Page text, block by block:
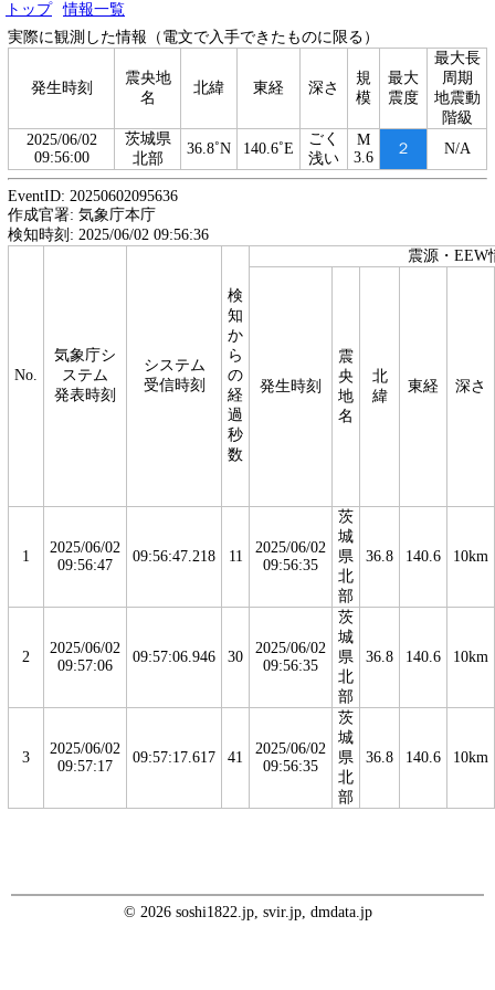
トップ
情報一覧
実際に観測した情報（電文で入手できたものに限る）
発生時刻
震央地
名
北緯 東経 深さ
規
模
最大
震度
最大長
周期
地震動
階級
2025/06/02
09:56:00
茨城県
北部
36.8˚N 140.6˚E
ごく
浅い
M
3.6
２ N/A
EventID: 20250602095636
作成官署: 気象庁本庁
検知時刻: 2025/06/02 09:56:36
No.
気象庁シ
ステム
発表時刻
システム
受信時刻
検
知
か
ら
の
経
過
秒
数
震源・EEW
発生時刻
震
央
地
名
北
緯
東経 深さ
1
2025/06/02
09:56:47
09:56:47.218 11
2025/06/02
09:56:35
茨
城
県
北
部
36.8 140.6 10km
2
2025/06/02
09:57:06
09:57:06.946 30
2025/06/02
09:56:35
茨
城
県
北
部
36.8 140.6 10km
3
2025/06/02
09:57:17
09:57:17.617 41
2025/06/02
09:56:35
茨
城
県
北
部
36.8 140.6 10km
© 2026 soshi1822.jp, svir.jp, dmdata.jp